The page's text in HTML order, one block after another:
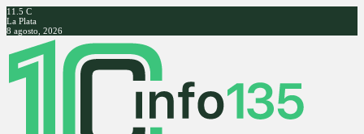
11.5 C
La Plata
8 agosto, 2026
Facebook
Twitter
Instagram
Youtube